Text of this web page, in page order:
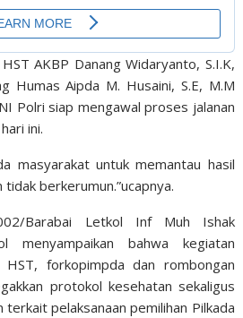
AKBP Danang Widaryanto, S.I.K,
Humas Aipda M. Husaini, S.E, M.M
Polri siap mengawal proses jalanan
ini.
masyarakat untuk memantau hasil
berkerumun.”ucapnya.
Barabai Letkol Inf Muh Ishak
menyampaikan bahwa kegiatan
forkopimpda dan rombongan
protokol kesehatan sekaligus
terkait pelaksanaan pemilihan Pilkada